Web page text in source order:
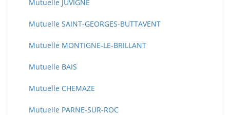
Mutuelle JUVIGNE
Mutuelle SAINT-GEORGES-BUTTAVENT
Mutuelle MONTIGNE-LE-BRILLANT
Mutuelle BAIS
Mutuelle CHEMAZE
Mutuelle PARNE-SUR-ROC